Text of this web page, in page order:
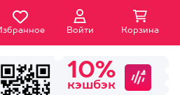
Войти Корзина
10%
кэшбэк